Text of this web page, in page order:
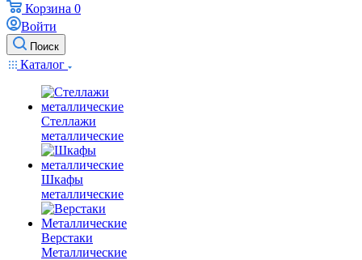
Корзина 0
Войти
Поиск
Каталог
Стеллажи
металлические
Шкафы
металлические
Верстаки
Металлические